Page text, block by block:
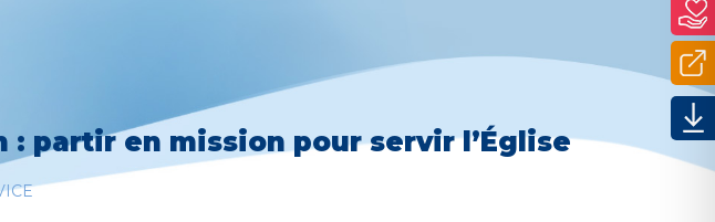
: partir en mission pour servir l’Église